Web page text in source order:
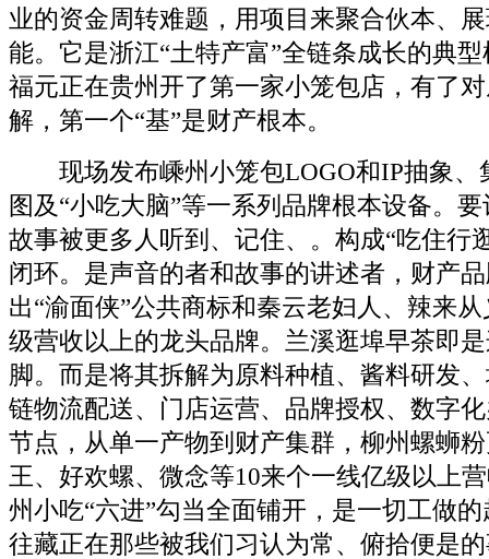
业的资金周转难题，用项目来聚合伙本、
能。它是浙江“土特产富”全链条成长的典
福元正在贵州开了第一家小笼包店，有了
解，第一个“基”是财产根本。
现场发布嵊州小笼包LOGO和IP抽象、
图及“小吃大脑”等一系列品牌根本设备。
故事被更多人听到、记住、。构成“吃住行
闭环。是声音的者和故事的讲述者，财产
出“渝面侠”公共商标和秦云老妇人、辣来
级营收以上的龙头品牌。兰溪逛埠早茶即
脚。而是将其拆解为原料种植、酱料研发
链物流配送、门店运营、品牌授权、数字
节点，从单一产物到财产集群，柳州螺蛳
王、好欢螺、微念等10来个一线亿级以上
州小吃“六进”勾当全面铺开，是一切工做
往藏正在那些被我们习认为常、俯拾便是